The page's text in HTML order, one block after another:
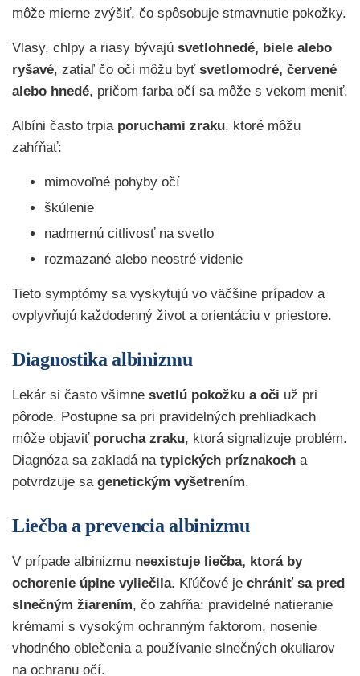
môže mierne zvýšiť, čo spôsobuje stmavnutie pokožky.
Vlasy, chlpy a riasy bývajú svetlohnedé, biele alebo
ryšavé, zatiaľ čo oči môžu byť svetlomodré, červené
alebo hnedé, pričom farba očí sa môže s vekom meniť.
Albíni často trpia poruchami zraku, ktoré môžu
zahŕňať:
mimovoľné pohyby očí
škúlenie
nadmernú citlivosť na svetlo
rozmazané alebo neostré videnie
Tieto symptómy sa vyskytujú vo väčšine prípadov a
ovplyvňujú každodenný život a orientáciu v priestore.
Diagnostika albinizmu
Lekár si často všimne svetlú pokožku a oči už pri
pôrode. Postupne sa pri pravidelných prehliadkach
môže objaviť porucha zraku, ktorá signalizuje problém.
Diagnóza sa zakladá na typických príznakoch a
potvrdzuje sa genetickým vyšetrením.
Liečba a prevencia albinizmu
V prípade albinizmu neexistuje liečba, ktorá by
ochorenie úplne vyliečila. Kľúčové je chrániť sa pred
slnečným žiarením, čo zahŕňa: pravidelné natieranie
krémami s vysokým ochranným faktorom, nosenie
vhodného oblečenia a používanie slnečných okuliarov
na ochranu očí.